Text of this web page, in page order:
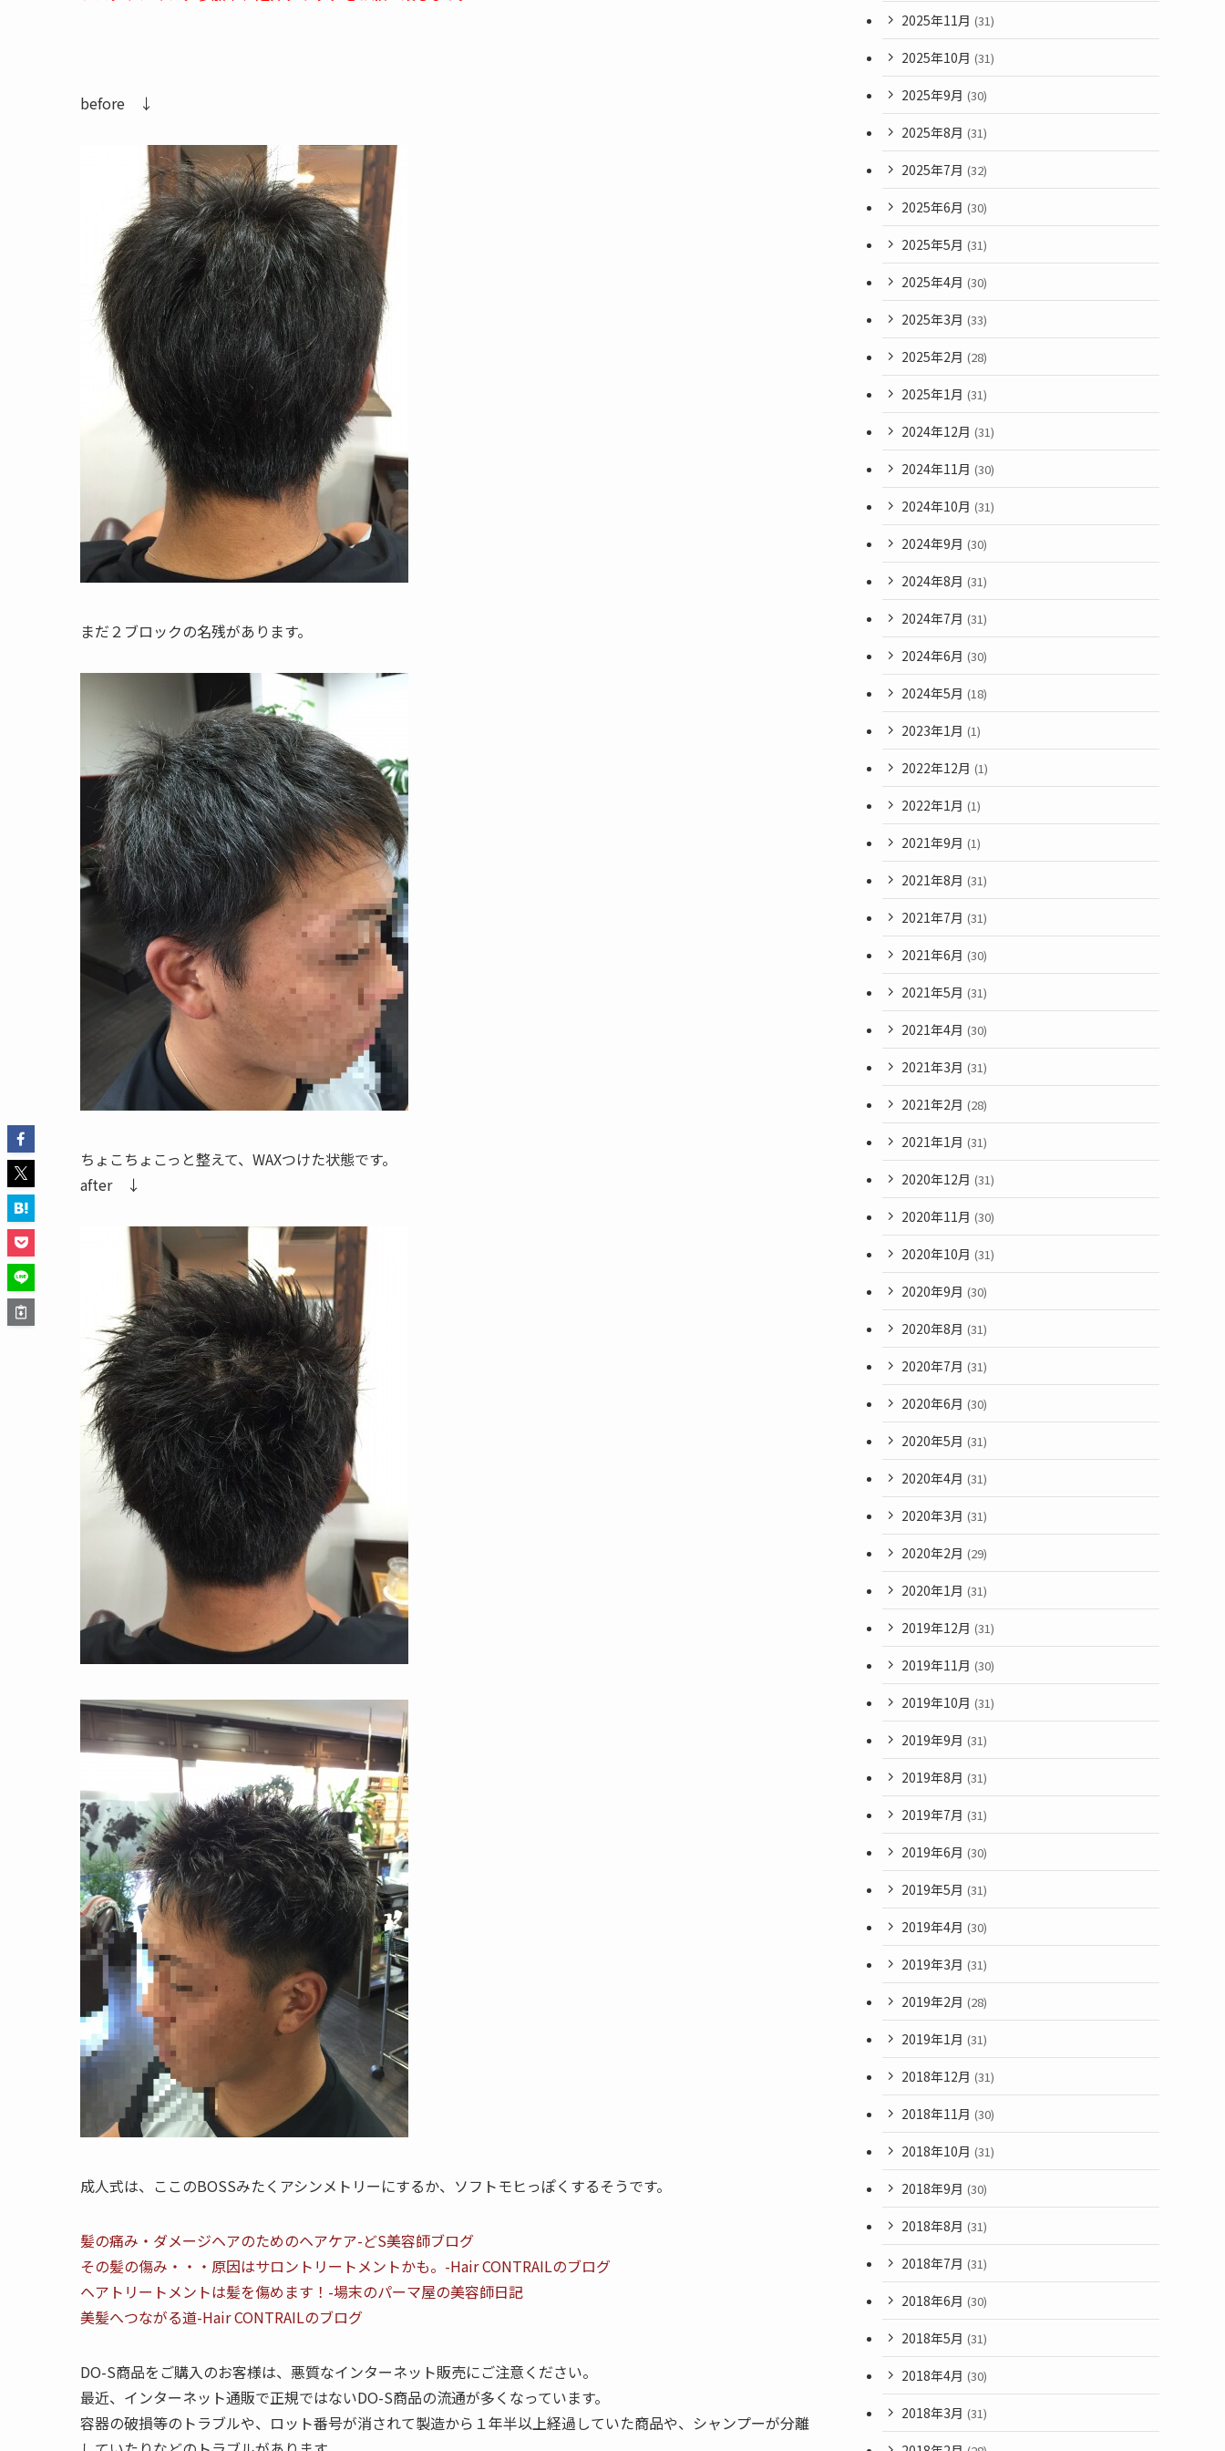
before ↓
まだ２ブロックの名残があります。
ちょこちょこっと整えて、WAXつけた状態です。
after ↓
成人式は、ここのBOSSみたくアシンメトリーにするか、ソフトモヒっぽくするそうです。
髪の痛み・ダメージヘアのためのヘアケア-どS美容師ブログ
その髪の傷み・・・原因はサロントリートメントかも。-Hair CONTRAILのブログ
ヘアトリートメントは髪を傷めます！-場末のパーマ屋の美容師日記
美髪へつながる道-Hair CONTRAILのブログ
DO-S商品をご購入のお客様は、悪質なインターネット販売にご注意ください。
最近、インターネット通販で正規ではないDO-S商品の流通が多くなっています。
容器の破損等のトラブルや、ロット番号が消されて製造から１年半以上経過していた商品や、シャンプーが分離
2025年11月 (31)
2025年10月 (31)
2025年9月 (30)
2025年8月 (31)
2025年7月 (32)
2025年6月 (30)
2025年5月 (31)
2025年4月 (30)
2025年3月 (33)
2025年2月 (28)
2025年1月 (31)
2024年12月 (31)
2024年11月 (30)
2024年10月 (31)
2024年9月 (30)
2024年8月 (31)
2024年7月 (31)
2024年6月 (30)
2024年5月 (18)
2023年1月 (1)
2022年12月 (1)
2022年1月 (1)
2021年9月 (1)
2021年8月 (31)
2021年7月 (31)
2021年6月 (30)
2021年5月 (31)
2021年4月 (30)
2021年3月 (31)
2021年2月 (28)
2021年1月 (31)
2020年12月 (31)
2020年11月 (30)
2020年10月 (31)
2020年9月 (30)
2020年8月 (31)
2020年7月 (31)
2020年6月 (30)
2020年5月 (31)
2020年4月 (31)
2020年3月 (31)
2020年2月 (29)
2020年1月 (31)
2019年12月 (31)
2019年11月 (30)
2019年10月 (31)
2019年9月 (31)
2019年8月 (31)
2019年7月 (31)
2019年6月 (30)
2019年5月 (31)
2019年4月 (30)
2019年3月 (31)
2019年2月 (28)
2019年1月 (31)
2018年12月 (31)
2018年11月 (30)
2018年10月 (31)
2018年9月 (30)
2018年8月 (31)
2018年7月 (31)
2018年6月 (30)
2018年5月 (31)
2018年4月 (30)
2018年3月 (31)